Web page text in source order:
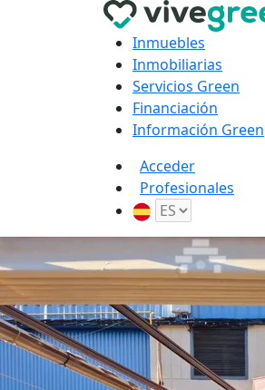
Inmuebles
Inmobiliarias
Servicios Green
Financiación
Información Green
Acceder
Profesionales